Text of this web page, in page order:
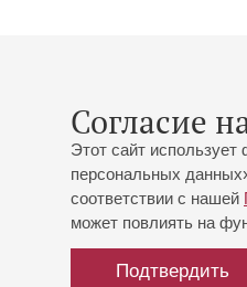
Согласие
Этот сайт
персональных
соответствии с нашей
может повлиять на
Подтвердить